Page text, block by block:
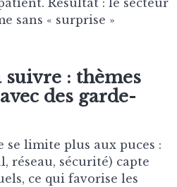
sans « surprise »
: thèmes
des garde-
se limite plus aux puces :
réseau, sécurité) capte
ce qui favorise les